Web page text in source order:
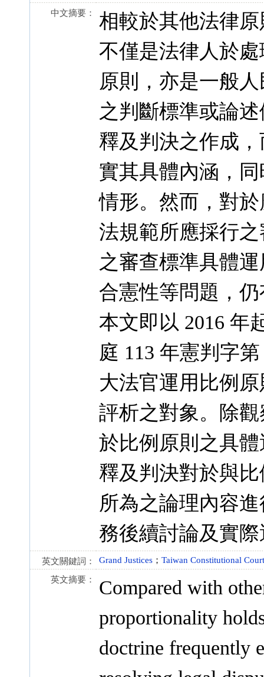
中文摘要：
相較於其他法律
不僅是法律人於
原則，亦是一般
之判斷標準或論
釋及判決之作成
實其具體內涵，
情形。然而，對
法規範所應採行
之審查標準具體
合憲性等問題，
本文即以 2016 年
庭 113 年憲判字
大法官運用比例
評析之對象。除
於比例原則之具
釋及判決對於與
所為之論理內容
務後續討論及實
英文關鍵詞： Grand Justices ； Taiwan Constitutional Court
英文摘要：
Compared with
proportionality
doctrine frequently